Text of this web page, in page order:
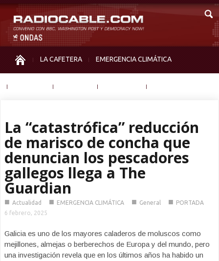
LA CAFETERA EMERGENCIA CLIMÁTICA
La “catastrófica” reducción
de marisco de concha que
denuncian los pescadores
gallegos llega a The
Guardian
■ Actualidad ■ EMERGENCIA CLIMÁTICA ■ General ■ PORTADA
6 febrero, 2025
Galicia es uno de los mayores caladeros de moluscos como
mejillones, almejas o berberechos de Europa y del mundo, pero
una investigación revela que en los últimos años ha habido un